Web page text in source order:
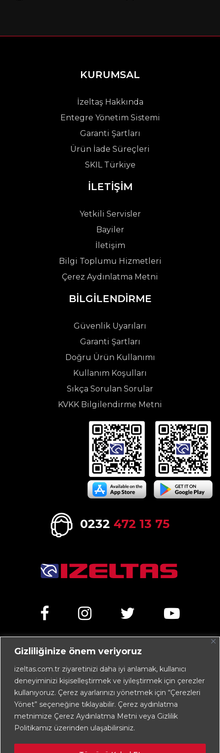
Gizliliğinize önem veriyoruz
izeltas.com.tr ziyaretinizi daha iyi anlamak, kullanıcı
deneyiminizi kişiselleştirmek ve iyileştirmek için çerezler
kullanıyoruz. Çerez ayarlarınızı yönetmek için “Çerezleri
Yönet” seçeneğine tıklayabilir. Çerez aydınlatma
metnimize Çerez Aydınlatma Metni veya Gizlilik
Politikamız üzerinden ulaşabilirsiniz.
KURUMSAL
İzeltaş Hakkında
Entegre Yönetim Sistemi
Garanti Şartları
Ürün İade Süreçleri
SKIL Türkiye
İLETİŞİM
Yetkili Servisler
Bayiler
İletişim
Bilgi Toplumu Hizmetleri
Çerez Aydınlatma Metni
BİLGİLENDİRME
Güvenlik Uyarıları
Garanti Şartları
Doğru Ürün Kullanımı
Kullanım Koşulları
Sıkça Sorulan Sorular
KVKK Bilgilendirme Metni
0232 472 13 75
TÜRKİYE
+90 232 472 13 75 (pbx)
+90 232 472 13 78
info@izeltas.com.tr